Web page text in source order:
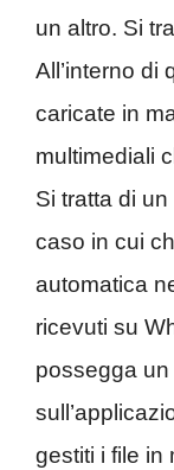
un altro. Si
All’interno di
caricate in
multimediali
Si tratta di
caso in cui
automatica
ricevuti su
possegga
gestiti i file in